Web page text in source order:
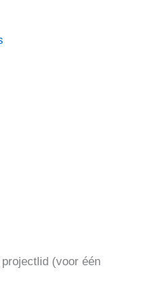
(voor één